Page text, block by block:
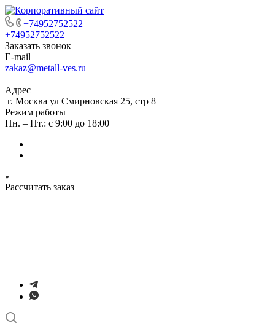
+74952752522
+74952752522
Заказать звонок
E-mail
zakaz@metall-ves.ru
Адрес
г. Москва ул Смирновская 25, стр 8
Режим работы
Пн. – Пт.: с 9:00 до 18:00
Рассчитать заказ